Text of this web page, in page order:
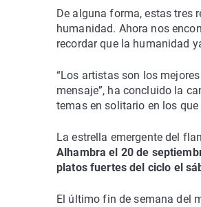
De alguna forma, estas tres
humanidad. Ahora nos
recordar que la humanidad
“Los artistas son los
mensaje”, ha concluido la
temas en solitario en los
La estrella emergente del
Alhambra el 20 de
platos fuertes del ciclo el
El último fin de semana del